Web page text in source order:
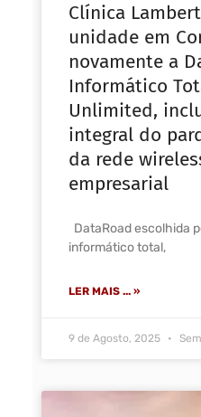
Clínica
unidade em
novamente a
Informático
Unlimited,
integral do
da rede
empresarial
DataRoad escolhida
informático total,
LER MAIS ... »
9 de Agosto, 2025